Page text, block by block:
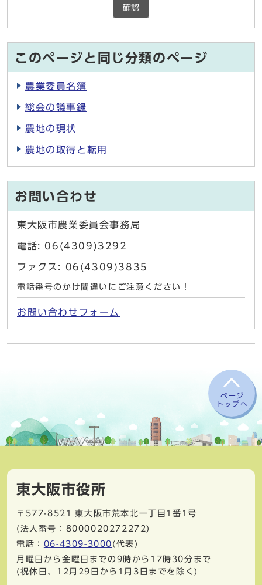
確認
このページと同じ分類のページ
農業委員名簿
総会の議事録
農地の現状
農地の取得と転用
お問い合わせ
東大阪市農業委員会事務局
電話: 06(4309)3292
ファクス: 06(4309)3835
電話番号のかけ間違いにご注意ください！
お問い合わせフォーム
ページ
トップへ
東大阪市役所
〒577-8521
東大阪市荒本北一丁目1番1号
(法人番号：8000020272272)
電話： 06-4309-3000 (代表)
月曜日から金曜日までの9時から17時30分まで
(祝休日、12月29日から1月3日までを除く)